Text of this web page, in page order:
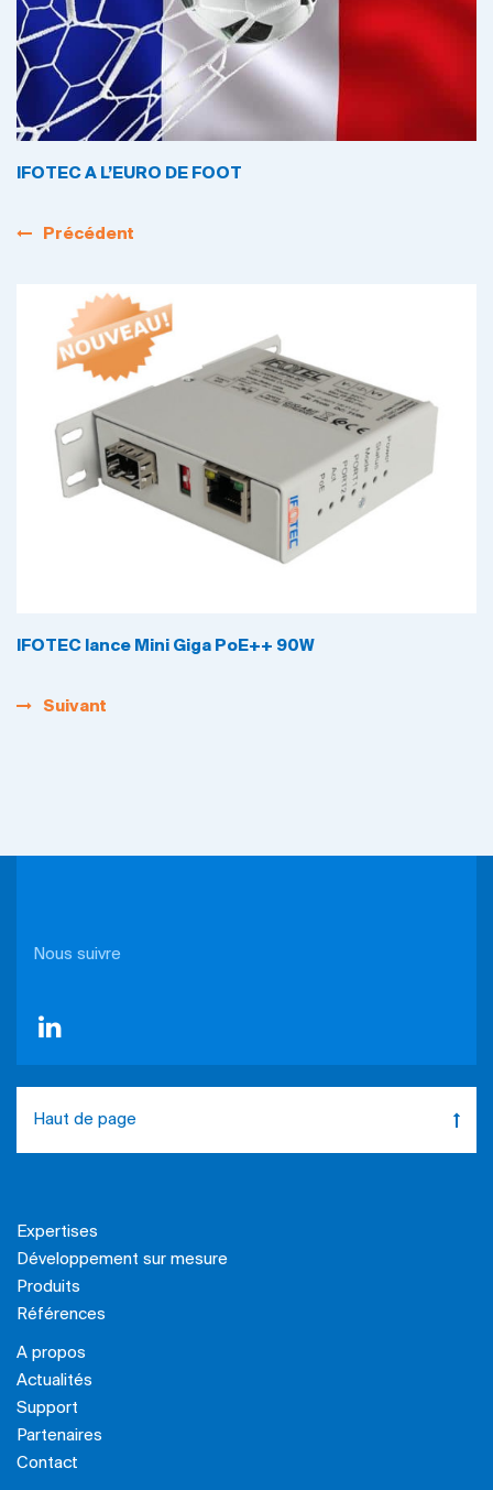
IFOTEC A L’EURO DE FOOT
Précédent
IFOTEC lance Mini Giga PoE++ 90W
Suivant
Nous suivre
Haut de page
Expertises
Développement sur mesure
Produits
Références
A propos
Actualités
Support
Partenaires
Contact